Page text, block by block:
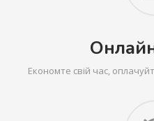
Економте свій час,